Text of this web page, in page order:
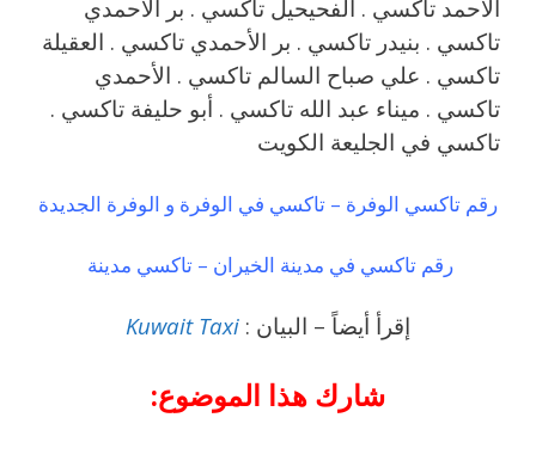
الأحمد تاكسي . الفحيحيل تاكسي . بر الأحمدي
تاكسي . بنيدر تاكسي . بر الأحمدي تاكسي . العقيلة
تاكسي . علي صباح السالم تاكسي . الأحمدي
تاكسي . ميناء عبد الله تاكسي . أبو حليفة تاكسي .
تاكسي في الجليعة الكويت
رقم تاكسي الوفرة – تاكسي في الوفرة و الوفرة الجديدة
رقم تاكسي في مدينة الخيران – تاكسي مدينة
إقرأ أيضاً – البيان : Kuwait Taxi
شارك هذا الموضوع: